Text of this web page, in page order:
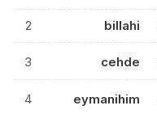
2 billahi
3 cehde
4 eymanihim